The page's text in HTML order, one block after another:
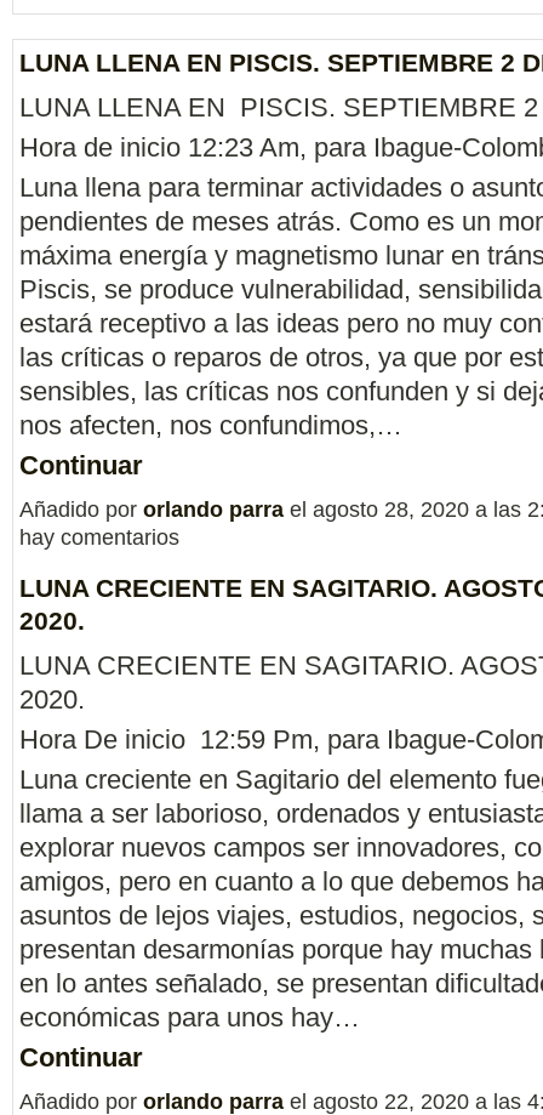
LUNA LLENA EN PISCIS. SEPTIEMBRE 2
LUNA LLENA EN PISCIS. SEPTIEMBRE
Hora de inicio 12:23 Am, para Ibague-
Luna llena para terminar actividades o
pendientes de meses atrás. Como es un
máxima energía y magnetismo lunar en
Piscis, se produce vulnerabilidad,
estará receptivo a las ideas pero no muy
las críticas o reparos de otros, ya que por
sensibles, las críticas nos confunden y si
nos afecten, nos confundimos,…
Continuar
Añadido por orlando parra el agosto 28, 2020 a las
hay comentarios
LUNA CRECIENTE EN SAGITARIO.
2020.
LUNA CRECIENTE EN SAGITARIO.
2020.
Hora De inicio 12:59 Pm, para Ibague-
Luna creciente en Sagitario del elemento
llama a ser laborioso, ordenados y
explorar nuevos campos ser innovadores,
amigos, pero en cuanto a lo que debemos
asuntos de lejos viajes, estudios, negocios,
presentan desarmonías porque hay muchas
en lo antes señalado, se presentan
económicas para unos hay…
Continuar
Añadido por orlando parra el agosto 22, 2020 a las